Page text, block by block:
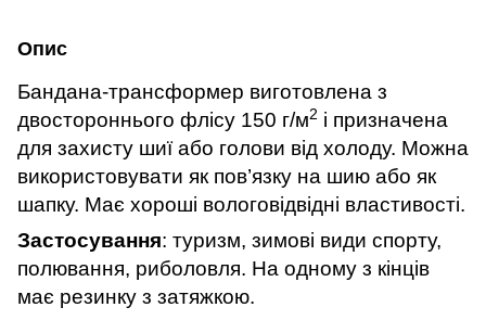
Опис
Бандана-трансформер виготовлена з
двостороннього флісу 150 г/м2 і призначена
для захисту шиї або голови від холоду. Можна
використовувати як пов’язку на шию або як
шапку. Має хороші вологовідвідні властивості.
Застосування: туризм, зимові види спорту,
полювання, риболовля. На одному з кінців
має резинку з затяжкою.